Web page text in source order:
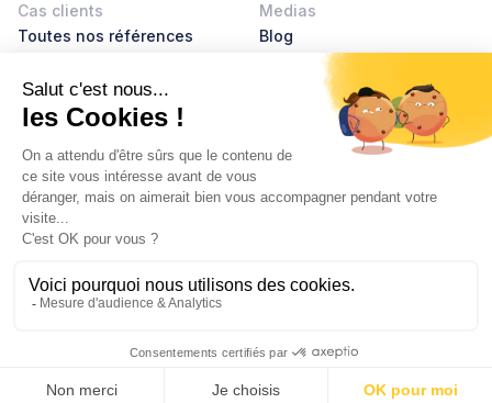
Cas clients
Toutes nos références
Medias
Blog
AI Leader Stories
Product Leader Stories
Livres blancs
Glossaire
À propos
Nous rejoindre
RSE
Contact
© 2026 Hubvisory
Politiques de confidentialité
Index d'égalité professionnelle 2025